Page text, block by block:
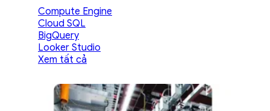
Compute Engine
Cloud SQL
BigQuery
Looker Studio
Xem tất cả